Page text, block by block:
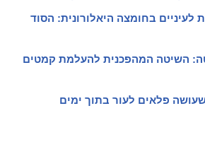
לעיניים בחומצה היאלורונית: הסוד
השיטה המהפכנית להעלמת קמטים
שעושה פלאים לעור בתוך ימים